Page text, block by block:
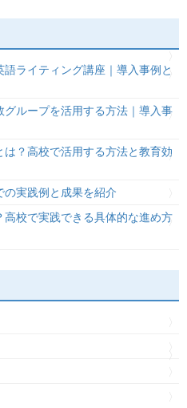
ライティング講座｜導入事例と
ループを活用する方法｜導入事
？高校で活用する方法と教育効
の実践例と成果を紹介
校で実践できる具体的な進め方